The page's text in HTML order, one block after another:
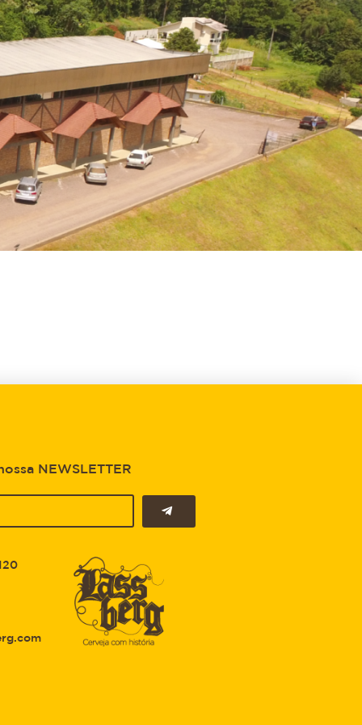
NEWSLETTER